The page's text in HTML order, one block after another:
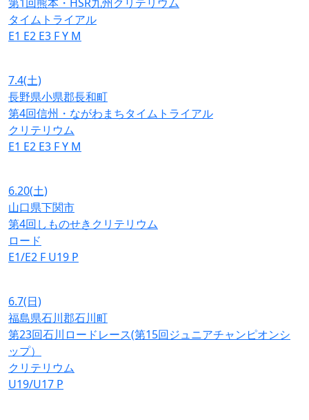
第1回熊本・HSR九州クリテリウム
タイムトライアル
E1 E2 E3 FY M
7.4(土)
長野県小県郡長和町
第4回信州・ながわまちタイムトライアル
クリテリウム
E1 E2 E3 FY M
6.20(土)
山口県下関市
第4回しものせきクリテリウム
ロード
E1/E2 F U19 P
6.7(日)
福島県石川郡石川町
第23回石川ロードレース(第15回ジュニアチャンピオンシ
ップ）
クリテリウム
U19/U17 P